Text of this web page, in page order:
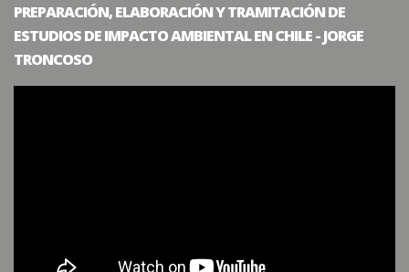
PREPARACIÓN, ELABORACIÓN Y TRAMITACIÓN DE
ESTUDIOS DE IMPACTO AMBIENTAL EN CHILE - JORGE
TRONCOSO